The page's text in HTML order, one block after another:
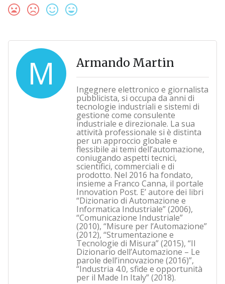
M Armando Martin
Ingegnere elettronico e giornalista
pubblicista, si occupa da anni di
tecnologie industriali e sistemi di
gestione come consulente
industriale e direzionale. La sua
attività professionale si è distinta
per un approccio globale e
flessibile ai temi dell’automazione,
coniugando aspetti tecnici,
scientifici, commerciali e di
prodotto. Nel 2016 ha fondato,
insieme a Franco Canna, il portale
Innovation Post. E’ autore dei libri
“Dizionario di Automazione e
Informatica Industriale” (2006),
“Comunicazione Industriale”
(2010), “Misure per l’Automazione”
(2012), “Strumentazione e
Tecnologie di Misura” (2015), “Il
Dizionario dell’Automazione – Le
parole dell’innovazione (2016)”,
“Industria 4.0, sfide e opportunità
per il Made In Italy” (2018).